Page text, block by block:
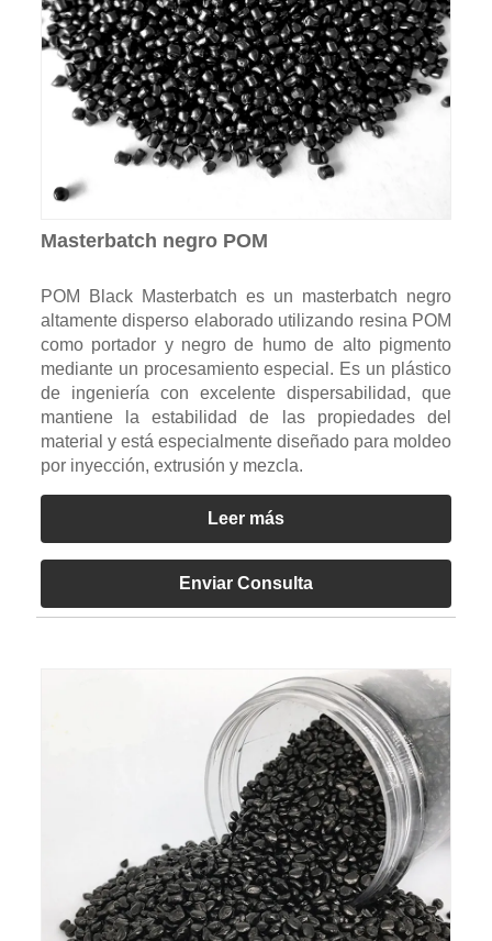
Masterbatch negro POM
POM Black Masterbatch es un masterbatch negro
altamente disperso elaborado utilizando resina POM
como portador y negro de humo de alto pigmento
mediante un procesamiento especial. Es un plástico
de ingeniería con excelente dispersabilidad, que
mantiene la estabilidad de las propiedades del
material y está especialmente diseñado para moldeo
por inyección, extrusión y mezcla.
Leer más
Enviar Consulta